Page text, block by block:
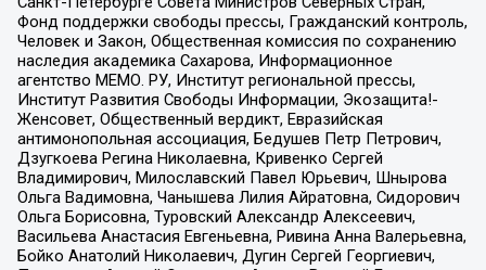
Фонд поддержки свободы прессы, Гражданский контроль,
Человек и Закон, Общественная комиссия по сохранению
наследия академика Сахарова, Информационное
агентство МЕМО. РУ, Институт региональной прессы,
Институт Развития Свободы Информации, Экозащита!-
Женсовет, Общественный вердикт, Евразийская
антимонопольная ассоциация, Бедушев Петр Петрович,
Дзугкоева Регина Николаевна, Кривенко Сергей
Владимирович, Милославский Павел Юрьевич, Шнырова
Ольга Вадимовна, Чанышева Лилия Айратовна, Сидорович
Ольга Борисовна, Туровский Александр Алексеевич,
Васильева Анастасия Евгеньевна, Ривина Анна Валерьевна,
Бойко Анатолий Николаевич, Дугин Сергей Георгиевич,